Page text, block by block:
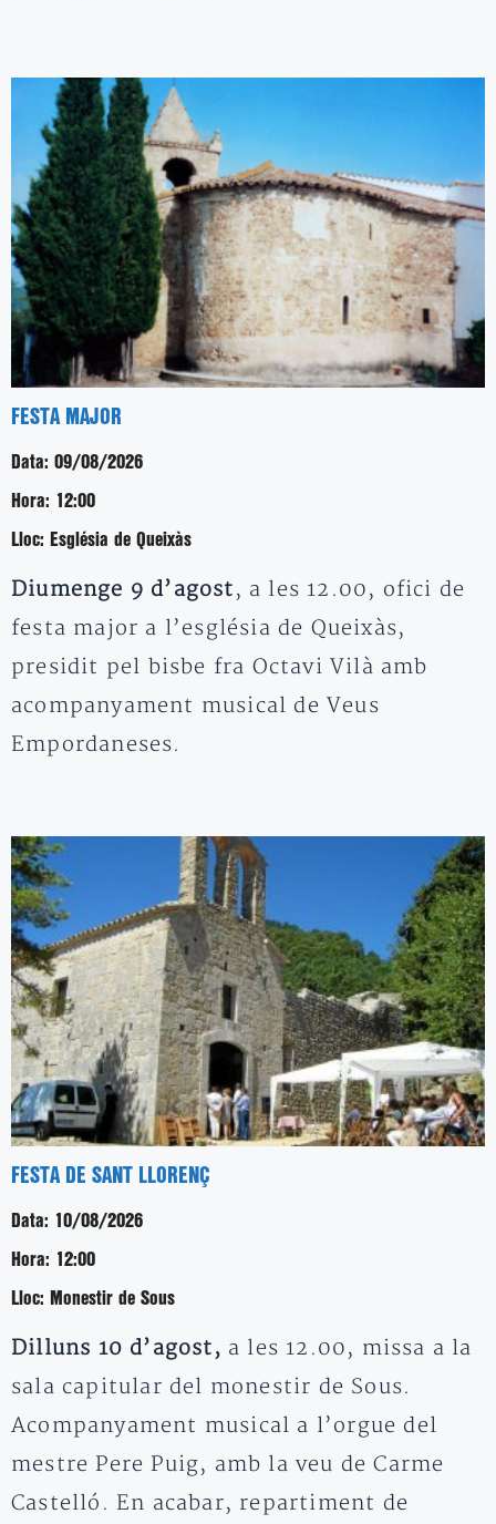
FESTA MAJOR
Data: 09/08/2026
Hora: 12:00
Lloc: Església de Queixàs
Diumenge 9 d’agost, a les 12.00, ofici de
festa major a l’església de Queixàs,
presidit pel bisbe fra Octavi Vilà amb
acompanyament musical de Veus
Empordaneses.
FESTA DE SANT LLORENÇ
Data: 10/08/2026
Hora: 12:00
Lloc: Monestir de Sous
Dilluns 10 d’agost, a les 12.00, missa a la
sala capitular del monestir de Sous.
Acompanyament musical a l’orgue del
mestre Pere Puig, amb la veu de Carme
Castelló. En acabar, repartiment de